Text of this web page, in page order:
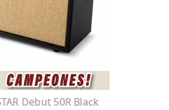
Debut 50R Black